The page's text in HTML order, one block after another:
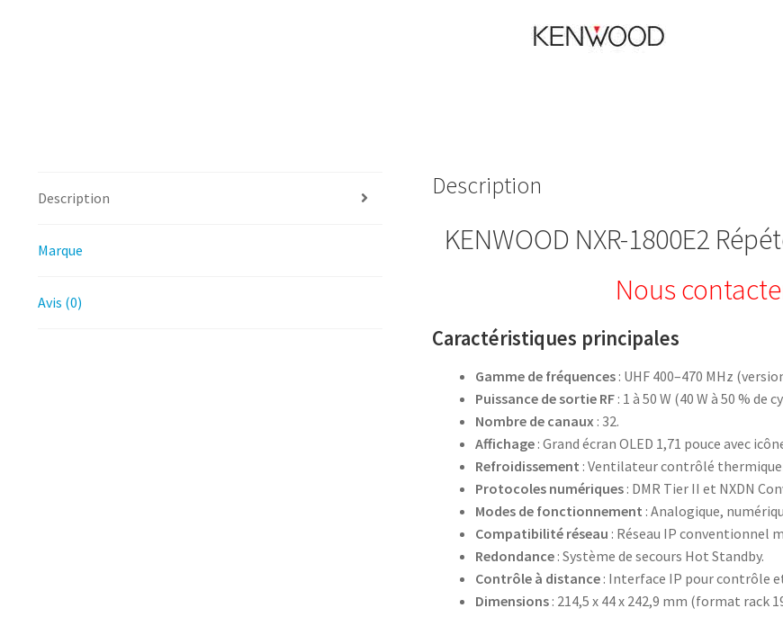
Description
Marque
Avis (0)
Description
KENWOOD NXR-1800E2
Nous
Caractéristiques principales
Gamme de fréquences : UHF 400–470 MHz
Puissance de sortie RF : 1 à 50 W (40 W à 50 % de
Nombre de canaux : 32.
Affichage : Grand écran OLED 1,71 pouce avec
Refroidissement : Ventilateur contrôlé
Protocoles numériques : DMR Tier II et NXDN
Modes de fonctionnement : Analogique,
Compatibilité réseau : Réseau IP conventionnel
Redondance : Système de secours Hot Standby.
Contrôle à distance : Interface IP pour contrôle
Dimensions : 214,5 x 44 x 242,9 mm (format rack